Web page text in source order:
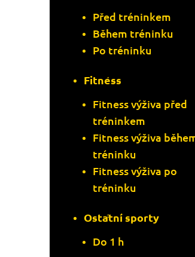
Před tréninkem
Během tréninku
Po tréninku
Fitness
Fitness výživa před
tréninkem
Fitness výživa
tréninku
Fitness výživa po
tréninku
Ostatní sporty
Do 1 h